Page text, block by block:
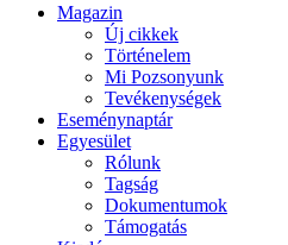
Magazin
Új cikkek
Történelem
Mi Pozsonyunk
Tevékenységek
Eseménynaptár
Egyesület
Rólunk
Tagság
Dokumentumok
Támogatás